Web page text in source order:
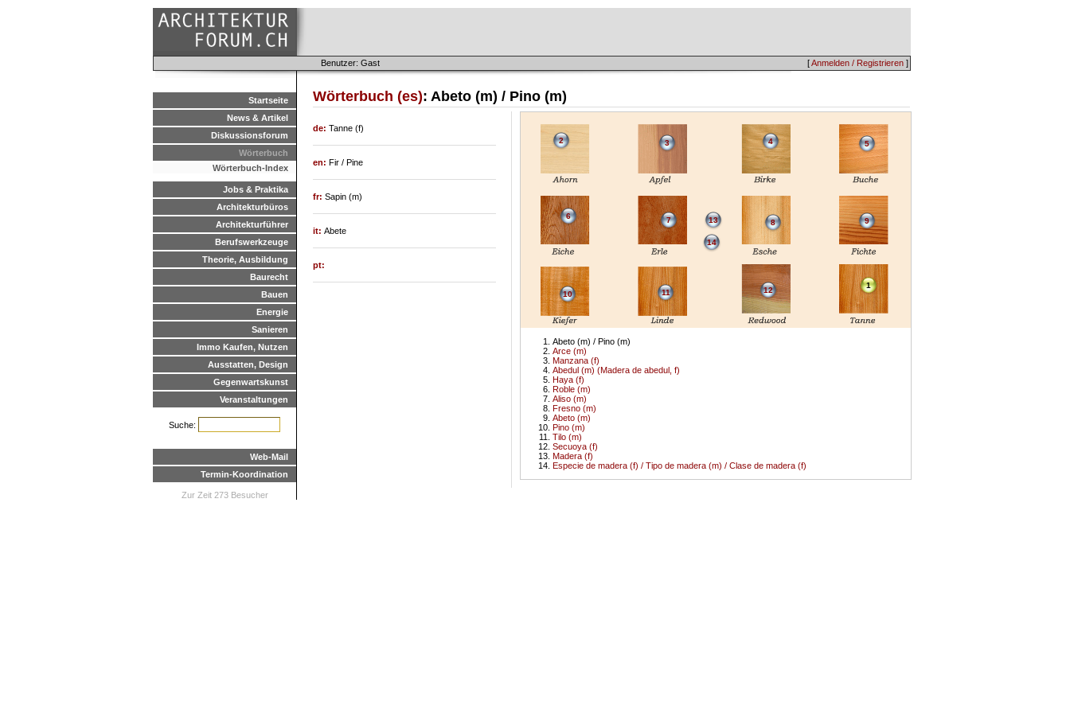
[Anmelden / Registrieren ]
Benutzer: Gast
Startseite
News & Artikel
Diskussionsforum
Wörterbuch
Wörterbuch-Index
Jobs & Praktika
Architekturbüros
Architekturführer
Berufswerkzeuge
Theorie, Ausbildung
Baurecht
Bauen
Energie
Sanieren
Immo Kaufen, Nutzen
Ausstatten, Design
Gegenwartskunst
Veranstaltungen
Suche:
Web-Mail
Termin-Koordination
Zur Zeit 273 Besucher
Wörterbuch (es): Abeto (m) / Pino (m)
1
Abeto (m) / Pino (m)
Arce (m)
2
Manzana (f)
3
Abedul (m) (Madera de abedul, f)
4
Haya (f)
5
Roble (m)
6
Aliso (m)
7
Fresno (m)
8
Abeto (m)
9
Pino (m)
10
Tilo (m)
11
Secuoya (f)
12
Madera (f)
13
Especie de madera (f) / Tipo de madera (m) / Clase de madera (f)
14
de: Tanne (f)
en: Fir / Pine
fr: Sapin (m)
it: Abete
pt: